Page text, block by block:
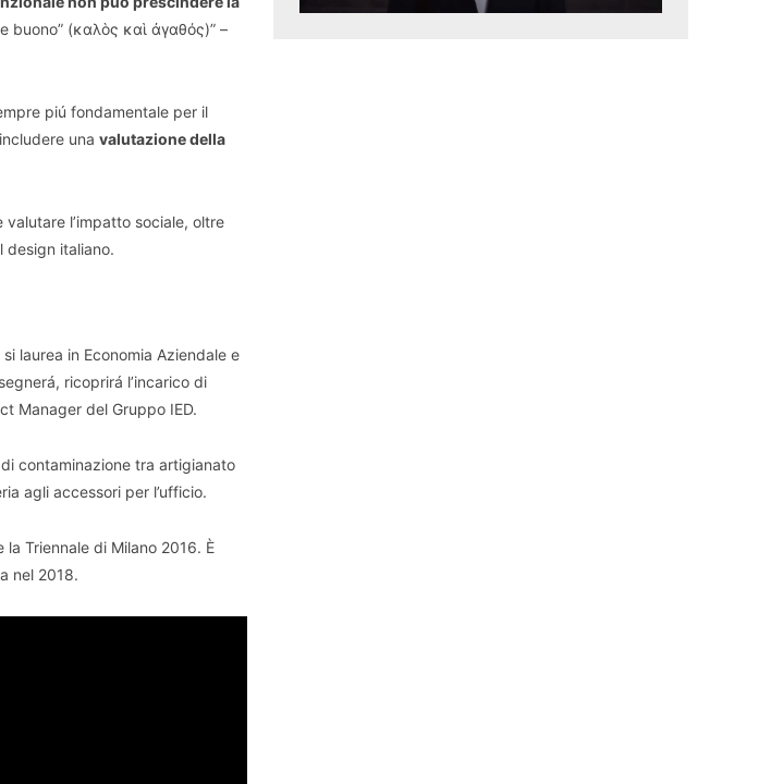
(καλὸς καὶ ἀγαθός)” –
piú fondamentale per il
una valutazione della
l’impatto sociale, oltre
italiano.
laurea in Economia Aziendale e
ricoprirá l’incarico di
Manager del Gruppo IED.
contaminazione tra artigianato
agli accessori per l’ufficio.
Triennale di Milano 2016. È
nel 2018.